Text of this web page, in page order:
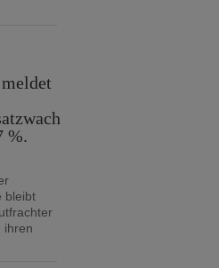
%.
bleibt
ihren